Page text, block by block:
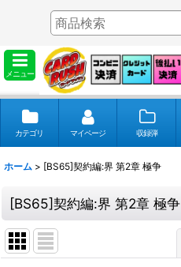
メニュー
カテゴリ マイページ 収録弾
ホーム > [BS65]契約編:界 第2章 極争
[BS65]契約編:界 第2章 極争